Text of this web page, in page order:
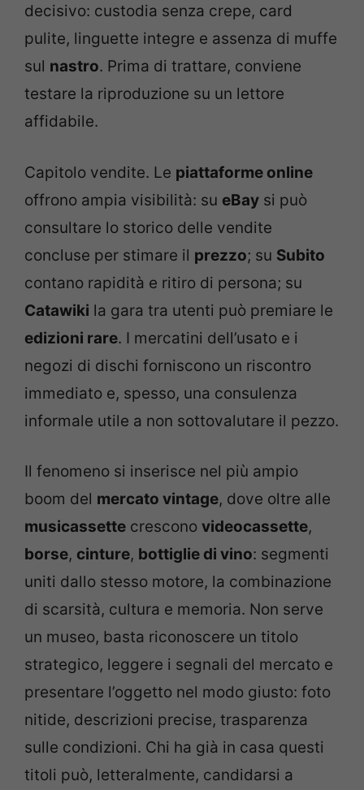
decisivo: custodia senza crepe, card
pulite, linguette integre e assenza di muffe
sul nastro. Prima di trattare, conviene
testare la riproduzione su un lettore
affidabile.
Capitolo vendite. Le piattaforme online
offrono ampia visibilità: su eBay si può
consultare lo storico delle vendite
concluse per stimare il prezzo; su Subito
contano rapidità e ritiro di persona; su
Catawiki la gara tra utenti può premiare le
edizioni rare. I mercatini dell’usato e i
negozi di dischi forniscono un riscontro
immediato e, spesso, una consulenza
informale utile a non sottovalutare il pezzo.
Il fenomeno si inserisce nel più ampio
boom del mercato vintage, dove oltre alle
musicassette crescono videocassette,
borse, cinture, bottiglie di vino: segmenti
uniti dallo stesso motore, la combinazione
di scarsità, cultura e memoria. Non serve
un museo, basta riconoscere un titolo
strategico, leggere i segnali del mercato e
presentare l’oggetto nel modo giusto: foto
nitide, descrizioni precise, trasparenza
sulle condizioni. Chi ha già in casa questi
titoli può, letteralmente, candidarsi a